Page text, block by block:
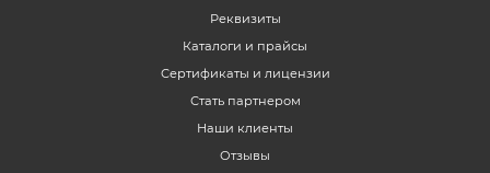
Реквизиты
Каталоги и прайсы
Сертификаты и лицензии
Стать партнером
Наши клиенты
Отзывы